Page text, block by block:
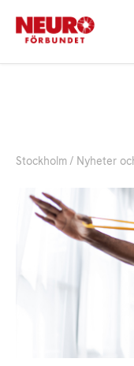
Stockholm Nyheter